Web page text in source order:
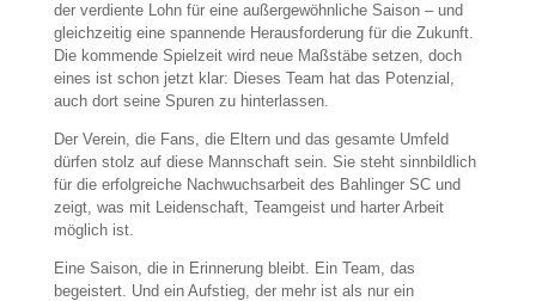
der verdiente Lohn für eine außergewöhnliche Saison – und
gleichzeitig eine spannende Herausforderung für die Zukunft.
Die kommende Spielzeit wird neue Maßstäbe setzen, doch
eines ist schon jetzt klar: Dieses Team hat das Potenzial,
auch dort seine Spuren zu hinterlassen.
Der Verein, die Fans, die Eltern und das gesamte Umfeld
dürfen stolz auf diese Mannschaft sein. Sie steht sinnbildlich
für die erfolgreiche Nachwuchsarbeit des Bahlinger SC und
zeigt, was mit Leidenschaft, Teamgeist und harter Arbeit
möglich ist.
Eine Saison, die in Erinnerung bleibt. Ein Team, das
begeistert. Und ein Aufstieg, der mehr ist als nur ein